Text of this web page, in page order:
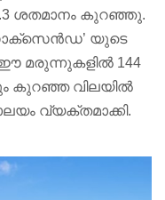
ശതമാനം കുറഞ്ഞു.
യുടെ
മരുന്നുകളിൽ 144
കുറഞ്ഞ വിലയിൽ
വ്യക്തമാക്കി.